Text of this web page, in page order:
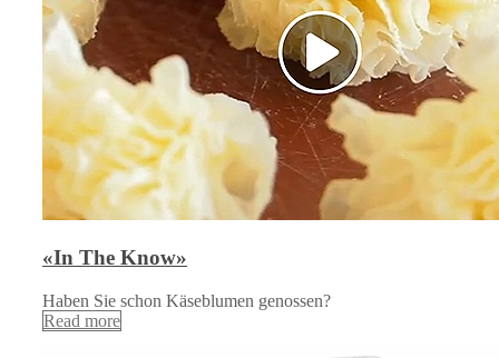
«In The Know»
Haben Sie schon Käseblumen genossen?
Read more